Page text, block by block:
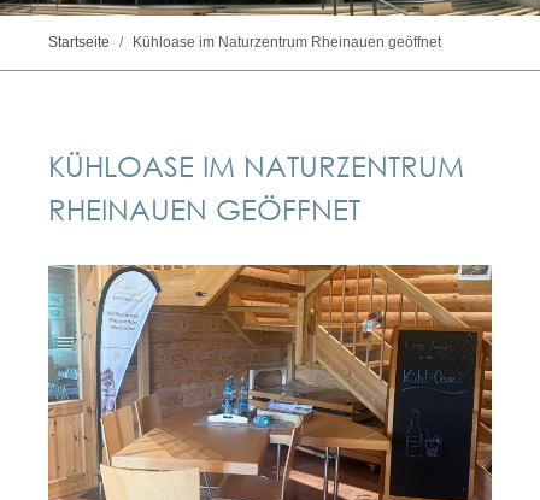
Startseite Kühloase im Naturzentrum Rheinauen geöffnet
KÜHLOASE IM NATURZENTRUM
RHEINAUEN GEÖFFNET